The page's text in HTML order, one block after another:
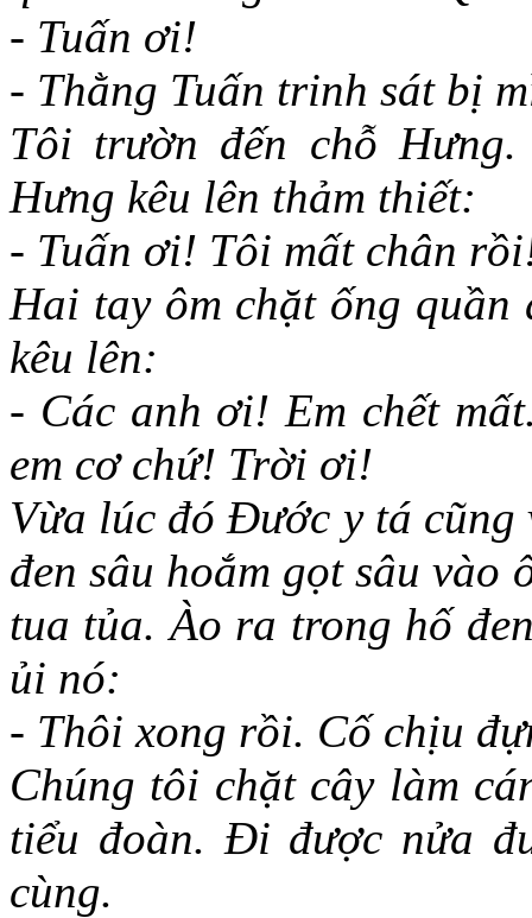
- Tuấn ơi!
- Thằng Tuấn trinh sát bị
Tôi trườn đến chỗ
Hưng kêu lên thảm thiết:
- Tuấn ơi! Tôi mất chân
Hai tay ôm chặt ống
kêu lên:
- Các anh ơi! Em chết
em cơ chứ! Trời ơi!
Vừa lúc đó Đước y tá
đen sâu hoắm gọt sâu
tua tủa. Ào ra trong hố
ủi nó:
- Thôi xong rồi. Cố chịu
Chúng tôi chặt cây làm
tiểu đoàn. Đi được nửa
cùng.